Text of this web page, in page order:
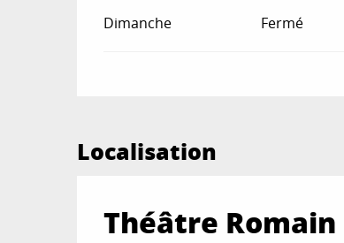
Dimanche Fermé
Localisation
Théâtre Romain